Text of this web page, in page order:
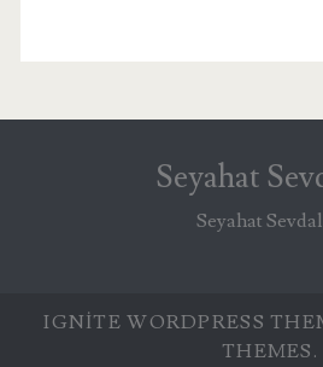
Seyahat
Seyahat
IGNITE WORDPRESS
THEMES.